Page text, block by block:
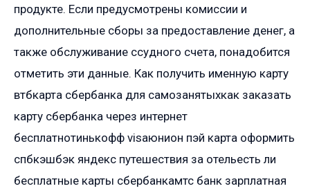
продукте. Если предусмотрены комиссии и
дополнительные сборы за предоставление денег, а
также обслуживание ссудного счета, понадобится
отметить эти данные. Как получить именную карту
втбкарта сбербанка для самозанятыхкак заказать
карту сбербанка через интернет
бесплатнотинькофф visaюнион пэй карта оформить
спбкэшбэк яндекс путешествия за отельесть ли
бесплатные карты сбербанкамтс банк зарплатная